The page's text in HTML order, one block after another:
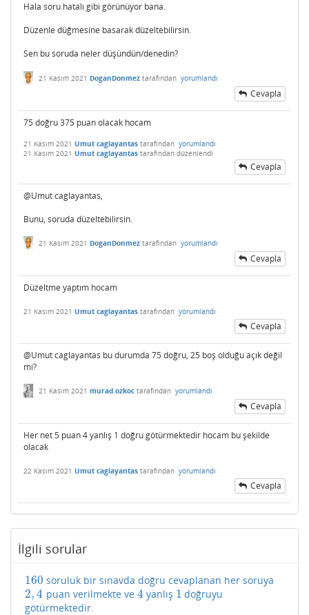
Hala soru hatalı gibi görünüyor bana.
Düzenle düğmesine basarak düzeltebilirsin.
Sen bu soruda neler düşündün/denedin?
21 Kasım 2021 DoganDonmez tarafından yorumlandı
Cevapla
75 doğru 375 puan olacak hocam
21 Kasım 2021 Umut caglayantas tarafından yorumlandı
21 Kasım 2021 Umut caglayantas tarafından düzenlendi
Cevapla
@Umut caglayantas,
Bunu, soruda düzeltebilirsin.
21 Kasım 2021 DoganDonmez tarafından yorumlandı
Cevapla
Düzeltme yaptım hocam
21 Kasım 2021 Umut caglayantas tarafından yorumlandı
Cevapla
@Umut caglayantas bu durumda 75 doğru, 25 boş olduğu açık değil
mi?
21 Kasım 2021 murad.ozkoc tarafından yorumlandı
Cevapla
Her net 5 puan 4 yanlış 1 doğru götürmektedir hocam bu şekilde
olacak
22 Kasım 2021 Umut caglayantas tarafından yorumlandı
Cevapla
İlgili sorular
160
160 soruluk bir sınavda doğru cevaplanan her soruya
2,4
2,4 puan verilmekte ve 4
4yanlış 1
1 doğruyu
götürmektedir.